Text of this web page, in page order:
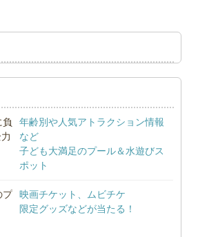
年齢別や人気アトラクション情報
など
子ども大満足のプール＆水遊びス
ポット
映画チケット、ムビチケ
限定グッズなどが当たる！